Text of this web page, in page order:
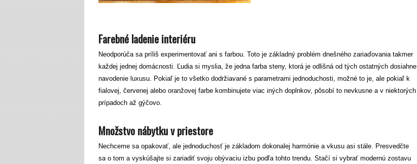
Farebné ladenie interiéru
Neodporúča sa príliš experimentovať ani s farbou. Toto je základný problém dnešného zariaďovania takmer
každej jednej domácnosti. Ľudia si myslia, že jedna farba steny, ktorá je odlišná od tých ostatných dosiahne
navodenie luxusu. Pokiaľ je to všetko dodržiavané s parametrami jednoduchosti, možné to je, ale pokiaľ k
fialovej, červenej alebo oranžovej farbe kombinujete viac iných doplnkov, pôsobí to nevkusne a v niektorých
prípadoch až gýčovo.
Množstvo nábytku v priestore
Nechceme sa opakovať, ale jednoduchosť je základom dokonalej harmónie a vkusu asi stále. Presvedčte
sa o tom a vyskúšajte si zariadiť svoju obývaciu izbu podľa tohto trendu. Stačí si vybrať modernú zostavu